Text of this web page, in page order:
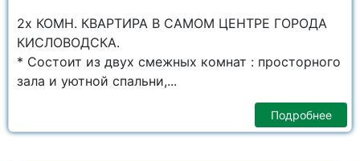
2х КОМН. КВАРТИРА В САМОМ ЦЕНТРЕ ГОРОДА
КИСЛОВОДСКА.
* Состоит из двух смежных комнат : просторного
зала и уютной спальни,...
Подробнее